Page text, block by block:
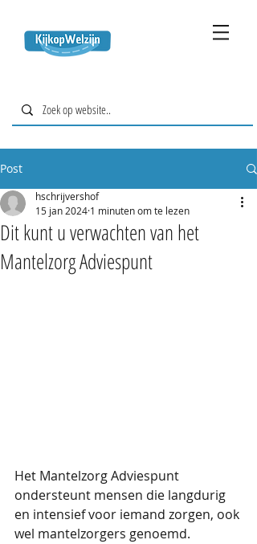
Post
Dit kunt u verwachten van het
Mantelzorg Adviespunt
hschrijvershof
15 jan 2024 1 minuten om te lezen
Het Mantelzorg Adviespunt
ondersteunt mensen die langdurig
en intensief voor iemand zorgen, ook
wel mantelzorgers genoemd.